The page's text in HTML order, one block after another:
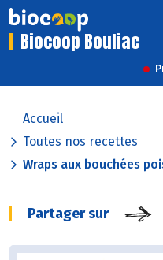
Biocoop Bouliac
Accueil
Toutes nos recettes
Wraps aux bouchées
Partager sur